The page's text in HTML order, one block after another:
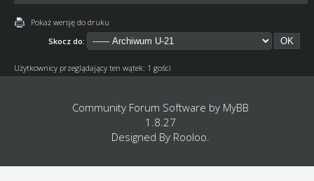
Pokaż wersję do druku
Skocz do:
Użytkownicy przeglądający ten wątek: 1 gości
Community Forum Software by MyBB
1.8.27
Designed By Rooloo.